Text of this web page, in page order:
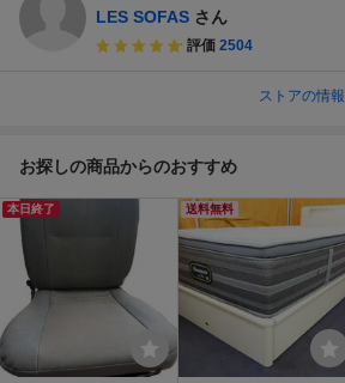
LES SOFAS さん
評価 2504
ストアの情報
お探しの商品からのおすすめ
本日終了 送料無料